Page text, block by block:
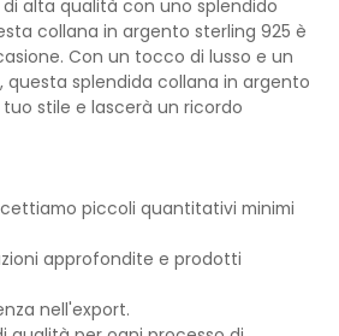
alta qualità con uno splendido
collana in argento sterling 925 è
Con un tocco di lusso e un
questa splendida collana in argento
stile e lascerà un ricordo
piccoli quantitativi minimi
approfondite e prodotti
nell'export.